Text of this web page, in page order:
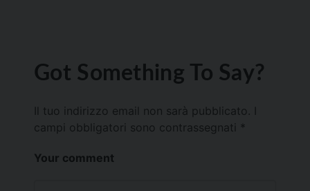
Got Something To Say?
Il tuo indirizzo email non sarà pubblicato.
campi obbligatori sono contrassegnati *
Your comment